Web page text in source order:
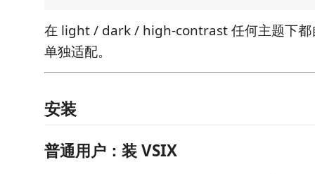
在 light / dark / high-contrast 任何主题下都
单独适配。
安装
普通用户：装 VSIX